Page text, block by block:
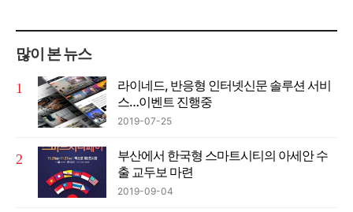
많이 본 뉴스
라이네드, 반응형 인터넷신문 솔루션 서비
스…이벤트 진행중
2019-07-25
부산에서 한국형 스마트시티의 아세안 수
출 교두보 마련
2019-09-04